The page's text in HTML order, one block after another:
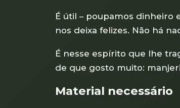
É útil – poupamos dinheiro
nos deixa felizes. Não há
É nesse espírito que lhe
de que gosto muito:
Material necessário